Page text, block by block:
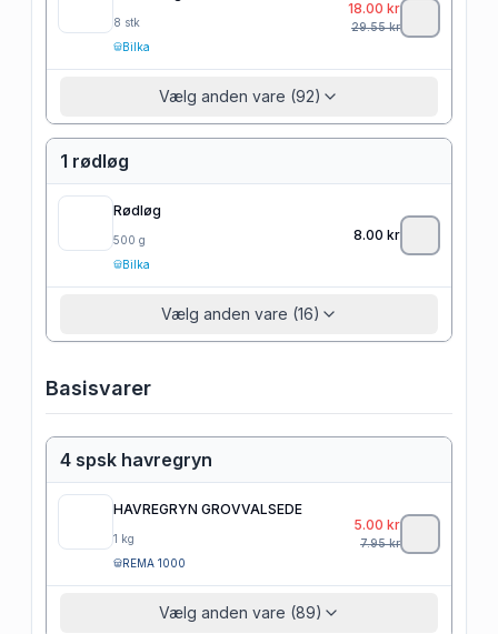
8 stk
Bilka
18.00 kr
29.55kr
Vælg anden vare (92)
1 rødløg
Rødløg
500 g
Bilka
8.00 kr
Vælg anden vare (16)
Basisvarer
4 spsk havregryn
HAVREGRYN GROVVALSEDE
1 kg
REMA 1000
5.00 kr
7.95kr
Vælg anden vare (89)